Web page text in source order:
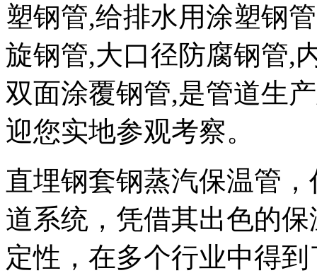
塑钢管,给排水用涂塑钢
旋钢管,大口径防腐钢管,
双面涂覆钢管,是管道生
迎您实地参观考察。
直埋钢套钢蒸汽保温管
道系统，凭借其出色的
定性，在多个行业中得